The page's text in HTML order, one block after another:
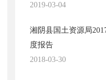
2019-03-04
湘阴县国土资源局
度报告
2018-03-30